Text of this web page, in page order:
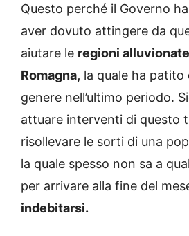
Questo perché il Governo
aver dovuto attingere da
aiutare le regioni
Romagna, la quale ha
genere nell’ultimo periodo.
attuare interventi di questo
risollevare le sorti di una
la quale spesso non sa a
per arrivare alla fine del
indebitarsi.